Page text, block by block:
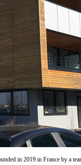
in 2019 in France by a